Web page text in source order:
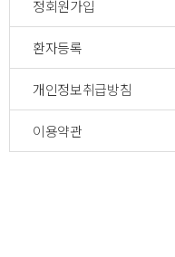
정회원가입
환자등록
개인정보취급방침
이용약관